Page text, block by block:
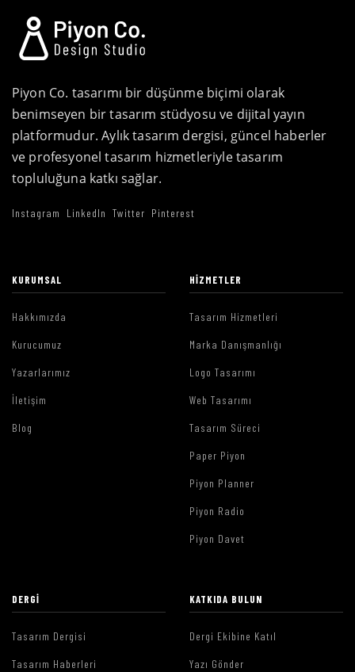
Piyon Co. tasarımı bir düşünme biçimi olarak
benimseyen bir tasarım stüdyosu ve dijital yayın
platformudur. Aylık tasarım dergisi, güncel haberler
ve profesyonel tasarım hizmetleriyle tasarım
topluluğuna katkı sağlar.
Instagram LinkedIn Twitter Pinterest
KURUMSAL
Hakkımızda
Kurucumuz
Yazarlarımız
İletişim
Blog
HIZMETLER
Tasarım Hizmetleri
Marka Danışmanlığı
Logo Tasarımı
Web Tasarımı
Tasarım Süreci
Paper Piyon
Piyon Planner
Piyon Radio
Piyon Davet
DERGI
Tasarım Dergisi
Tasarım Haberleri
KATKIDA BULUN
Dergi Ekibine Katıl
Yazı Gönder